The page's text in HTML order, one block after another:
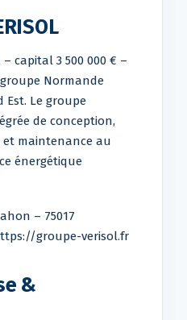
– capital 3 500 000 € –
Normande
Est. Le groupe
de conception,
maintenance au
énergétique
– 75017
groupe-verisol.fr
&